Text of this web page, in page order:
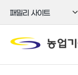
패밀리 사이트